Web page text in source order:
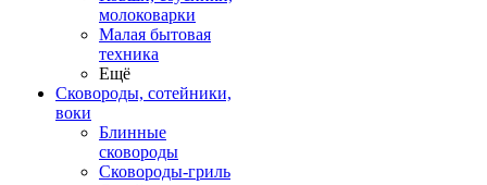
молоковарки
Малая бытовая
техника
Ещё
Сковороды, сотейники,
воки
Блинные
сковороды
Сковороды-гриль